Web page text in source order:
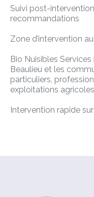
Suivi post-
recommandations
Zone d’intervention
Bio Nuisibles
Beaulieu et les
particuliers,
exploitations
Intervention rapide